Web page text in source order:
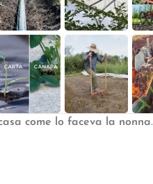
come lo faceva la nonna.